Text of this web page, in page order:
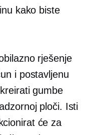
kako biste
rješenje
i postavljenu
gumbe
ploči. Isti
će za